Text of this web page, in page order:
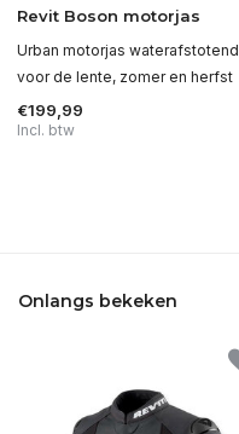
Revit Boson motorjas
Urban motorjas waterafstotend
voor de lente, zomer en herfst
€199,99
Incl. btw
Onlangs bekeken